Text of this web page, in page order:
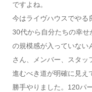
ですよね。
今はライヴハウスでやる
30代から自分たちの幸
の規模感が入っていない
さん、メンバー、スタ
進むべき道が明確に見え
勝手やりました。120パ